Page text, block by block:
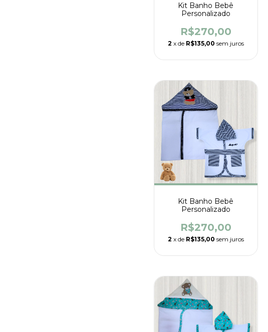
Kit Banho Bebê
Personalizado
R$270,00
2 x de R$135,00 sem juros
Kit Banho Bebê
Personalizado
R$270,00
2 x de R$135,00 sem juros